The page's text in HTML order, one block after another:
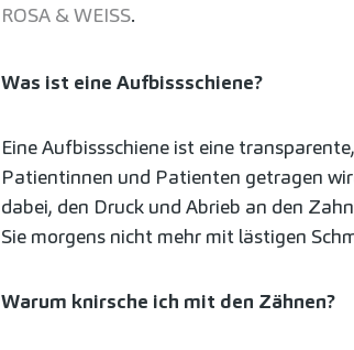
ROSA & WEISS.
Was ist eine Aufbissschiene?
Eine Aufbissschiene ist eine
Patientinnen und Patienten getragen
dabei, den Druck und Abrieb an den
Sie morgens nicht mehr mit lästigen
Warum knirsche ich mit den Zähnen?